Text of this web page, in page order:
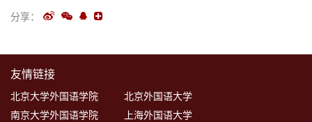
分享：
友情链接
北京大学外国语学院
北京外国语大学
南京大学外国语学院
上海外国语大学